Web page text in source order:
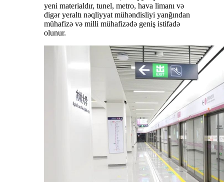
yeni materialdır, tunel, metro, hava limanı və
digər yeraltı nəqliyyat mühəndisliyi yanğından
mühafizə və milli mühafizədə geniş istifadə
olunur.